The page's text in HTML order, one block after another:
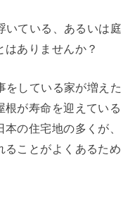
いている、あるいは庭
ありませんか？
をしている家が増えた
根が寿命を迎えている
の住宅地の多くが、
ることがよくあるため